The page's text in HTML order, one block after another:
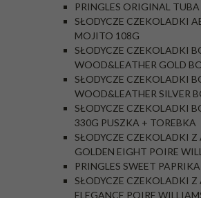
PRINGLES ORIGINAL
SŁODYCZE CZEKOLADKI
MOJITO 108G
SŁODYCZE CZEKOLADKI
WOOD&LEATHER GOLD
SŁODYCZE CZEKOLADKI
WOOD&LEATHER SILVER
SŁODYCZE CZEKOLADKI
330G PUSZKA + TOREBKA
SŁODYCZE CZEKOLADKI Z
GOLDEN EIGHT POIRE
PRINGLES SWEET
SŁODYCZE CZEKOLADKI Z
ELEGANCE POIRE